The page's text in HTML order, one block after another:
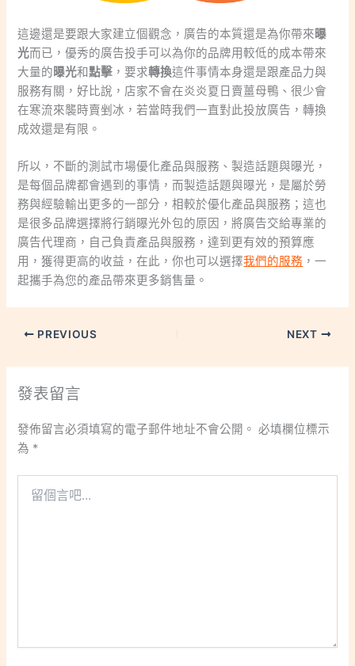
這邊還是要跟大家建立個觀念，廣告的本質還是為你帶來曝
光而已，優秀的廣告投手可以為你的品牌用較低的成本帶來
大量的曝光和點擊 ，要求轉換這件事情本身還是跟產品力與
服務有關，好比說，店家不會在炎炎夏日賣薑母鴨、很少會
在寒流來襲時賣剉冰，若當時我們一直對此投放廣告，轉換
成效還是有限。
所以，不斷的測試市場優化產品與服務、製造話題與曝光，
是每個品牌都會遇到的事情，而製造話題與曝光，是屬於勞
務與經驗輸出更多的一部分，相較於優化產品與服務；這也
是很多品牌選擇將行銷曝光外包的原因，將廣告交給專業的
廣告代理商，自己負責產品與服務，達到更有效的預算應
用，獲得更高的收益，在此，你也可以選擇我們的服務 ，一
起攜手為您的產品帶來更多銷售量。
PREVIOUS NEXT
發表留言
發佈留言必須填寫的電子郵件地址不會公開。 必填欄位標示
為 *